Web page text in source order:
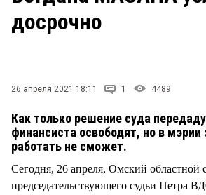
Архив
досрочно
26 апреля 2021 18:11 1 4489
Как только решение суда
финансиста освободят, но в мэрии
работать не сможет.
Сегодня, 26 апреля, Омский областной
председательствующего судьи Петра